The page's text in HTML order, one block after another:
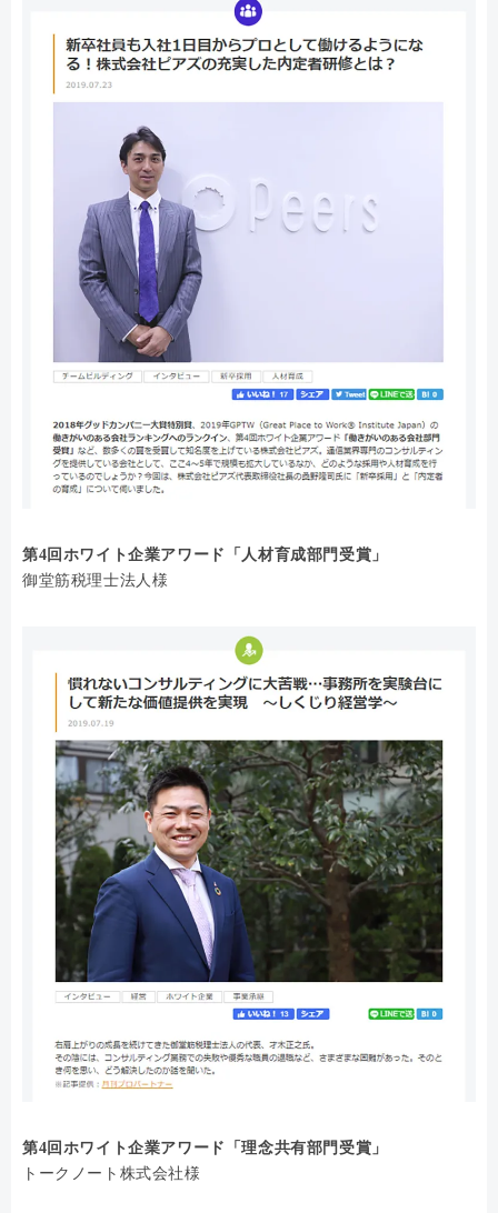
第4回ホワイト企業アワード「人材育成部門受賞」
御堂筋税理士法人様
第4回ホワイト企業アワード「理念共有部門受賞」
トークノート株式会社様